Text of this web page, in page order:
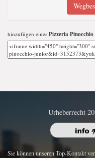
hinzufügen eines Pizzeria
Urheberrecht
Sie können unseren Top-Kontakt